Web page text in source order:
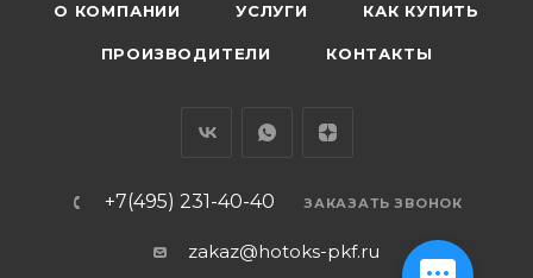
О КОМПАНИИ УСЛУГИ КАК КУПИТЬ
ПРОИЗВОДИТЕЛИ КОНТАКТЫ
+7(495) 231-40-40 ЗАКАЗАТЬ ЗВОНОК
zakaz@hotoks-pkf.ru